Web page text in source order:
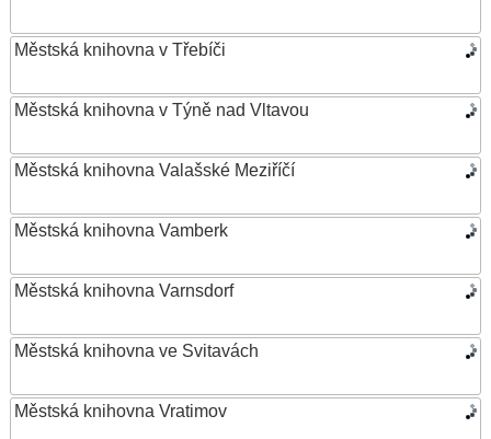
Městská knihovna v Třebíči
Městská knihovna v Týně nad Vltavou
Městská knihovna Valašské Meziříčí
Městská knihovna Vamberk
Městská knihovna Varnsdorf
Městská knihovna ve Svitavách
Městská knihovna Vratimov